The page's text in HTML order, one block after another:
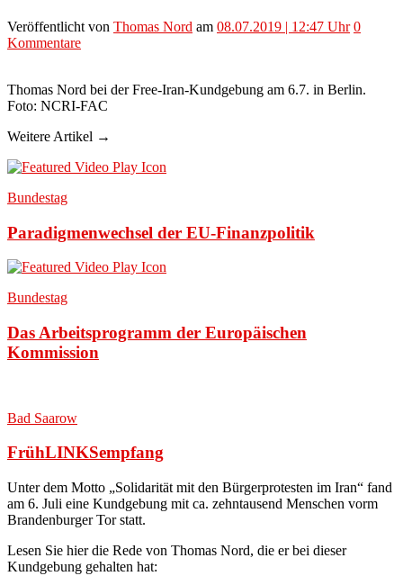
Veröffentlicht von Thomas Nord am 08.07.2019 | 12:47 Uhr 0
Kommentare
Thomas Nord bei der Free-Iran-Kundgebung am 6.7. in Berlin.
Foto: NCRI-FAC
Weitere Artikel →
Bundestag
Paradigmenwechsel der EU-Finanzpolitik
Bundestag
Das Arbeitsprogramm der Europäischen
Kommission
Bad Saarow
FrühLINKSempfang
Unter dem Motto „Solidarität mit den Bürgerprotesten im Iran“ fand
am 6. Juli eine Kundgebung mit ca. zehntausend Menschen vorm
Brandenburger Tor statt.
Lesen Sie hier die Rede von Thomas Nord, die er bei dieser
Kundgebung gehalten hat: